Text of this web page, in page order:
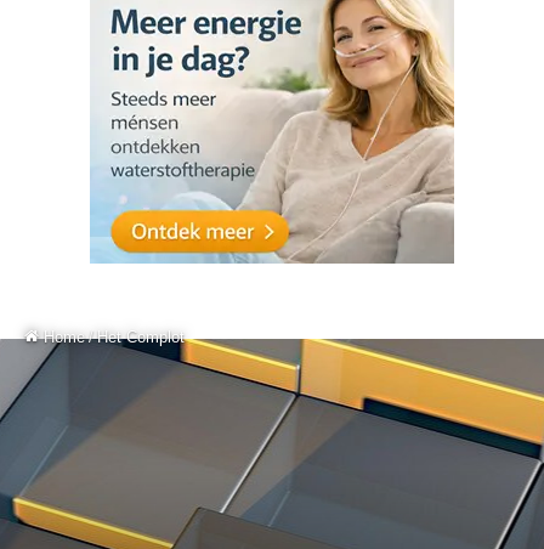
Home / Het Complot